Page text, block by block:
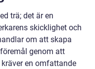
trä; det är en
skicklighet och
om att skapa
genom att
en omfattande